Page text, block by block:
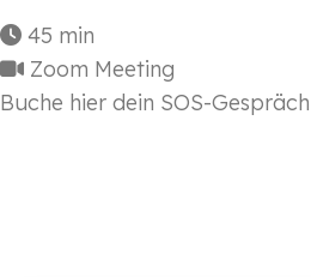
45 min
Zoom Meeting
Buche hier dein SOS-